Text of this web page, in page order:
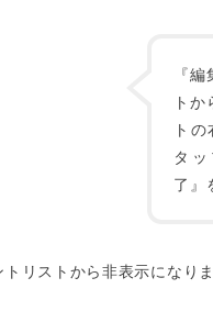
『
ト
ト
タ
了』
リストから非表示になりま